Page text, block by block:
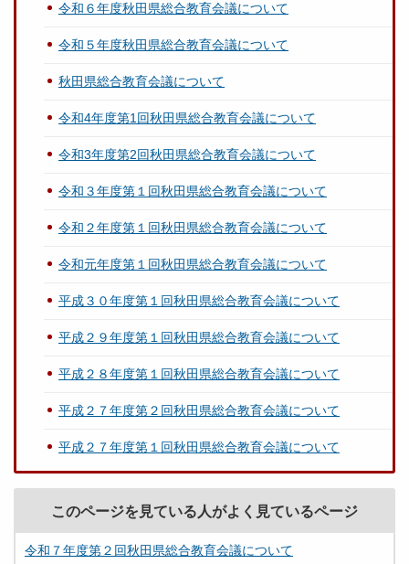
令和６年度秋田県総合教育会議について
令和５年度秋田県総合教育会議について
秋田県総合教育会議について
令和4年度第1回秋田県総合教育会議について
令和3年度第2回秋田県総合教育会議について
令和３年度第１回秋田県総合教育会議について
令和２年度第１回秋田県総合教育会議について
令和元年度第１回秋田県総合教育会議について
平成３０年度第１回秋田県総合教育会議について
平成２９年度第１回秋田県総合教育会議について
平成２８年度第１回秋田県総合教育会議について
平成２７年度第２回秋田県総合教育会議について
平成２７年度第１回秋田県総合教育会議について
このページを見ている人がよく見ているページ
令和７年度第２回秋田県総合教育会議について